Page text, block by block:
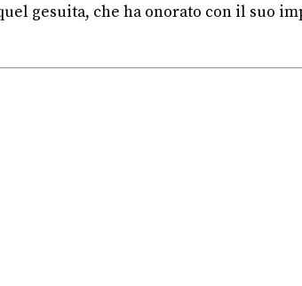
gesuita, che ha onorato con il suo